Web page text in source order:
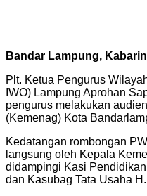
Bandar Lampung,
Plt. Ketua Pengurus
IWO) Lampung Aprohan
pengurus melakukan
(Kemenag) Kota
Kedatangan rombongan
langsung oleh Kepala
didampingi Kasi
dan Kasubag Tata Usaha